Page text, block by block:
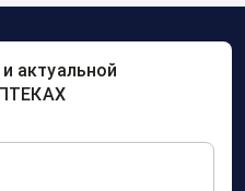
актуальной